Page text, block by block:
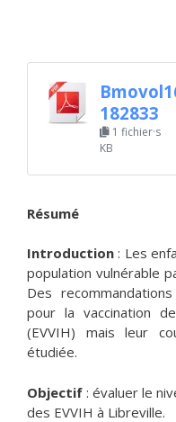
182833
1 fichier·s
KB
Résumé
Introduction : Les
population vulnérable
Des
pour la vaccination
(EVVIH) mais leur
étudiée.
Objectif : évaluer le
des EVVIH à Libreville.